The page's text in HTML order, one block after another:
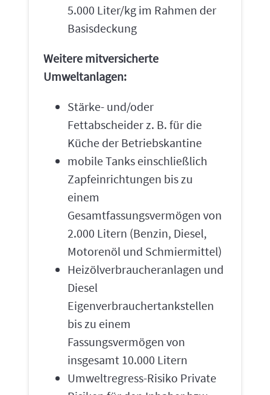
5.000 Liter/kg im Rahmen der
Basisdeckung
Weitere mitversicherte
Umweltanlagen:
Stärke- und/oder
Fettabscheider z. B. für die
Küche der Betriebskantine
mobile Tanks einschließlich
Zapfeinrichtungen bis zu
einem
Gesamtfassungsvermögen von
2.000 Litern (Benzin, Diesel,
Motorenöl und Schmiermittel)
Heizölverbraucheranlagen und
Diesel
Eigenverbrauchertankstellen
bis zu einem
Fassungsvermögen von
insgesamt 10.000 Litern
Umweltregress-Risiko Private